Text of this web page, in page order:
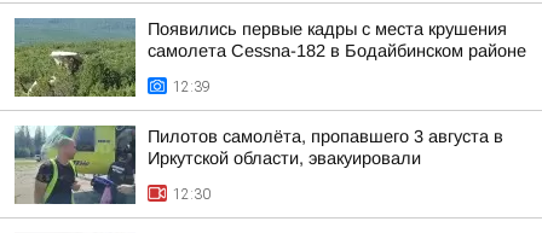
Появились первые кадры с места крушения
самолета Cessna-182 в Бодайбинском районе
12:39
Пилотов самолёта, пропавшего 3 августа в
Иркутской области, эвакуировали
12:30